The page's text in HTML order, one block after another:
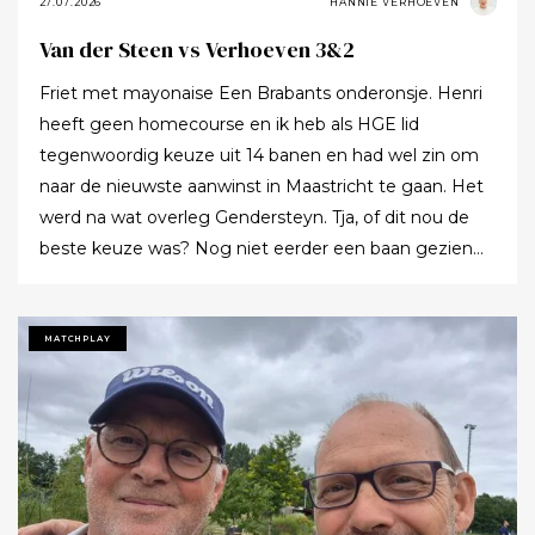
foto’s. Openen met verdorde landschap. Onderschrift:
fairway. Onderschrift: Bij de start van de zomer op 21
juni was alles nog groen op de Texelse. C: Ronald
Massaut
27.07.2026 HANNIE VERHOEVEN
Van der Steen vs Verhoeven 3&2
Friet met mayonaise Een Brabants onderonsje. Henri
heeft geen homecourse en ik heb als HGE lid
tegenwoordig keuze uit 14 banen en had wel zin om
naar de nieuwste aanwinst in Maastricht te gaan. Het
werd na wat overleg Gendersteyn. Tja, of dit nou de
beste keuze was? Nog niet eerder een baan gezien
voor meer banen? Ze hebben echt hun best gedaan
om de afslagplaatsen en de greens groen te houden
maar dat leverde weer allerlei andere problemen op (
oa drassigheid rondom en op de greens ) dus
uitdaging volop! Ik denk dat buiten ons iedereen op de
hoogte was : wij waren de enige spelers in de baan!!!
Voor we echt van start gingen nog allebei de
MATCHPLAY